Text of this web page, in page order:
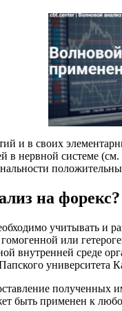
и в своих
в нервной системе
на форекс?
учитывать и
или
внутренней среде
университета
полученных
быть применен к